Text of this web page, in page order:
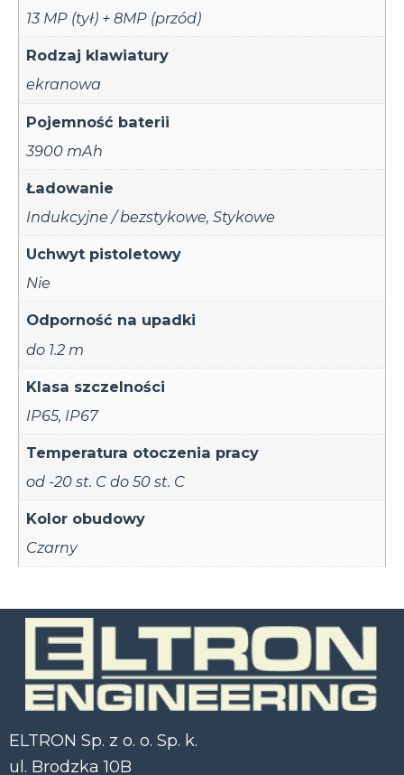
13 MP (tył) + 8MP (przód)
Rodzaj klawiatury
ekranowa
Pojemność baterii
3900 mAh
Ładowanie
Indukcyjne / bezstykowe,Stykowe
Uchwyt pistoletowy
Nie
Odporność na upadki
do 1.2 m
Klasa szczelności
IP65, IP67
Temperatura otoczenia pracy
od -20 st. C do 50 st. C
Kolor obudowy
Czarny
ELTRON Sp. z o. o. Sp. k.
ul. Brodzka 10B